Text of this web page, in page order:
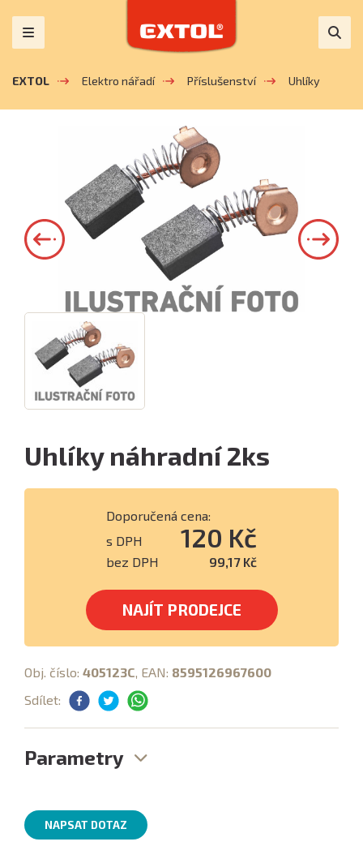
EXTOL Elektro nářadí Příslušenství Uhlíky
Uhlíky náhradní 2ks
Doporučená cena:
s DPH
120 Kč
bez DPH 99,17 Kč
NAJÍT PRODEJCE
Obj. číslo: 405123C, EAN: 8595126967600
Sdílet:
Parametry
NAPSAT DOTAZ